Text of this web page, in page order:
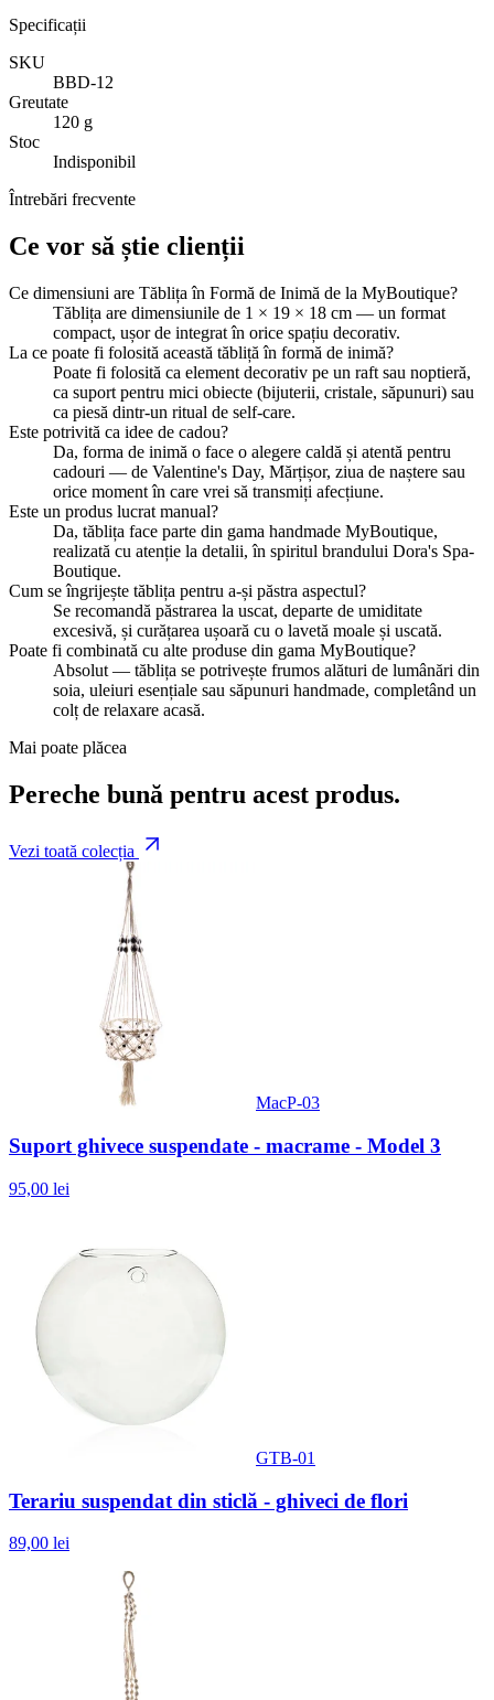
Specificații
SKU
BBD-12
Greutate
120 g
Stoc
Indisponibil
Întrebări frecvente
Ce vor să știe clienții
Ce dimensiuni are Tăblița în Formă de Inimă de la MyBoutique?
Tăblița are dimensiunile de 1 × 19 × 18 cm — un format
compact, ușor de integrat în orice spațiu decorativ.
La ce poate fi folosită această tăbliță în formă de inimă?
Poate fi folosită ca element decorativ pe un raft sau noptieră,
ca suport pentru mici obiecte (bijuterii, cristale, săpunuri) sau
ca piesă dintr-un ritual de self-care.
Este potrivită ca idee de cadou?
Da, forma de inimă o face o alegere caldă și atentă pentru
cadouri — de Valentine's Day, Mărțișor, ziua de naștere sau
orice moment în care vrei să transmiți afecțiune.
Este un produs lucrat manual?
Da, tăblița face parte din gama handmade MyBoutique,
realizată cu atenție la detalii, în spiritul brandului Dora's Spa-
Boutique.
Cum se îngrijește tăblița pentru a-și păstra aspectul?
Se recomandă păstrarea la uscat, departe de umiditate
excesivă, și curățarea ușoară cu o lavetă moale și uscată.
Poate fi combinată cu alte produse din gama MyBoutique?
Absolut — tăblița se potrivește frumos alături de lumânări din
soia, uleiuri esențiale sau săpunuri handmade, completând un
colț de relaxare acasă.
Mai poate plăcea
Pereche bună pentru acest produs.
Vezi toată colecția
MacP-03
Suport ghivece suspendate - macrame - Model 3
95,00 lei
GTB-01
Terariu suspendat din sticlă - ghiveci de flori
89,00 lei